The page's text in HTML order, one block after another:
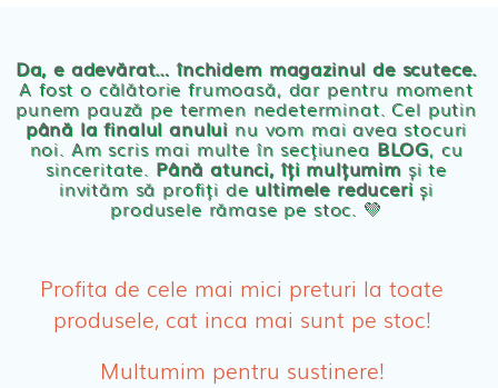
Servetele umede ecologice
Cosmetice BEBE
Olita Bio Naty
PRODUSE FEMEI
Absorbante Post-Natale
Absorbante Incontinenta Urinara
Da, e adevărat… închidem magazinul de scutece.
A fost o călătorie frumoasă, dar pentru moment
punem pauză pe termen nedeterminat. Cel putin
până la finalul anului nu vom mai avea stocuri
noi. Am scris mai multe în secțiunea BLOG, cu
sinceritate. Până atunci, îți mulțumimși te
invităm să profiți de ultimele reduceriși
produsele rămase pe stoc. 💛
Profita de cele mai mici preturi la toate
produsele, cat inca mai sunt pe stoc!
Multumim pentru sustinere!